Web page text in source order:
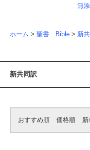
無
ホーム > 聖書 Bible > 新
新共同訳
おすすめ順 価格順 新